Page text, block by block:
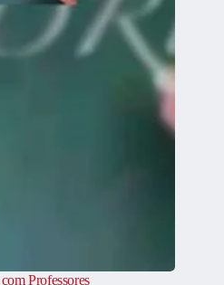
Professores